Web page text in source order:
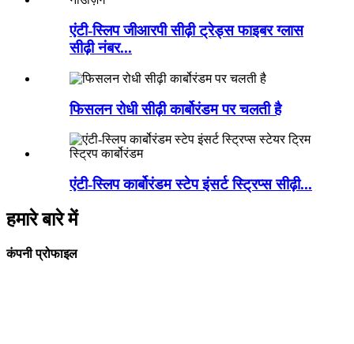
एंटी-स्लिप जीआरपी सीढ़ी ट्रेड्स फाइबर ग्लास
सीढ़ी नंबर...
फिसलन रोधी सीढ़ी कार्बोरंडम पर चलती है
एंटी-स्लिप कार्बोरंडम स्टेप इंसर्ट स्ट्रिप्स सीढ़ी...
हमारे बारे में
कंपनी प्रोफाइल